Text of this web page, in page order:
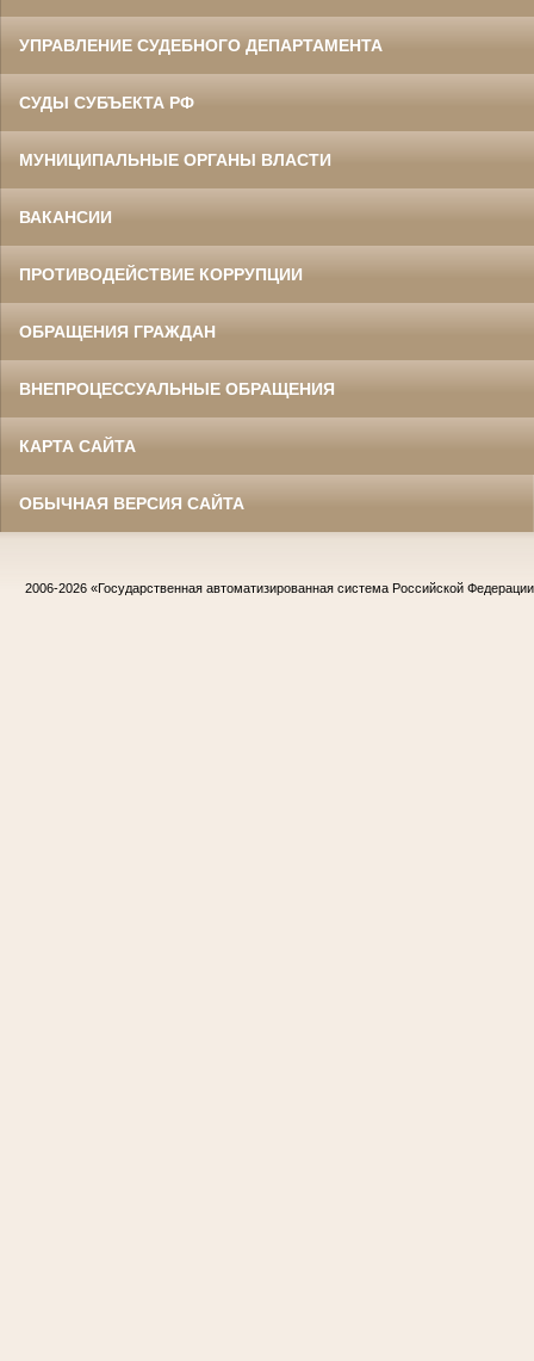
УПРАВЛЕНИЕ СУДЕБНОГО ДЕПАРТАМЕНТА
СУДЫ СУБЪЕКТА РФ
МУНИЦИПАЛЬНЫЕ ОРГАНЫ ВЛАСТИ
ВАКАНСИИ
ПРОТИВОДЕЙСТВИЕ КОРРУПЦИИ
ОБРАЩЕНИЯ ГРАЖДАН
ВНЕПРОЦЕССУАЛЬНЫЕ ОБРАЩЕНИЯ
КАРТА САЙТА
ОБЫЧНАЯ ВЕРСИЯ САЙТА
2006-2026 «Государственная автоматизированная система Российской